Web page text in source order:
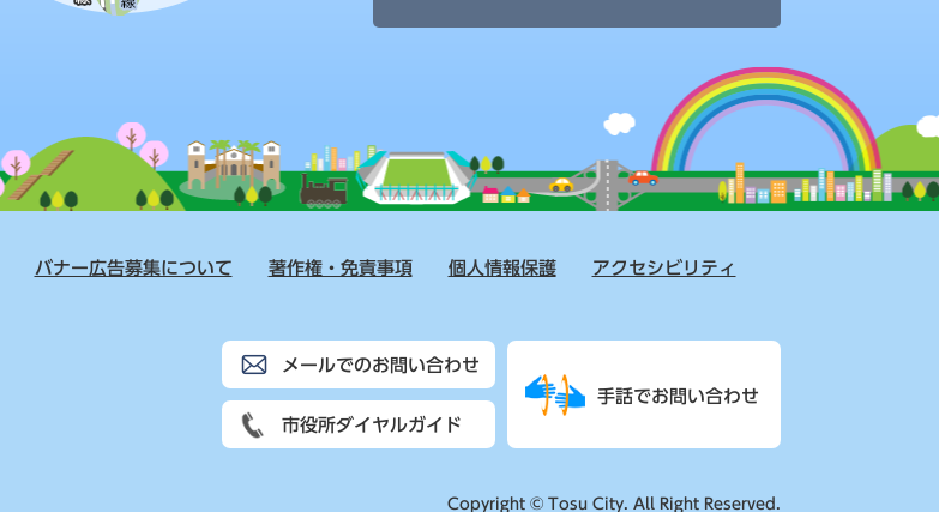
バナー広告募集について 著作権・免責事項 個人情報保護 アクセシビリティ
メールでのお問い合わせ
市役所ダイヤルガイド
手話でお問い合わせ
Copyright © Tosu City. All Right Reserved.